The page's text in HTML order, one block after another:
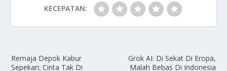
KECEPATAN:
Remaja Depok Kabur
Sepekan: Cinta Tak Di
Grok AI: Di Sekat Di Eropa,
Malah Bebas Di Indonesia